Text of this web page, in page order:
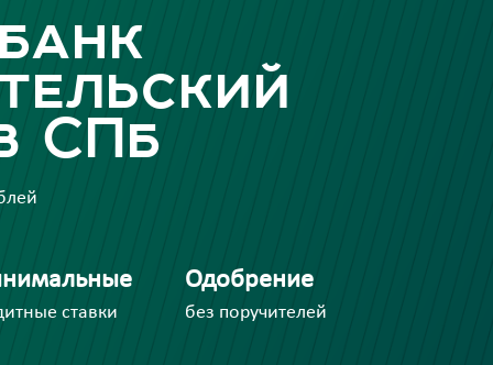
СПб
ставки
Одобрение
без поручителей